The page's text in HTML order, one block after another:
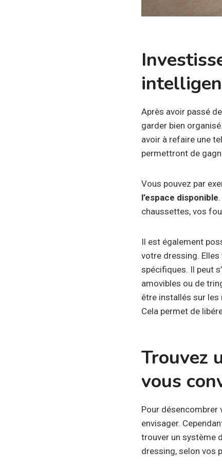
Après avoir passé
garder bien
avoir à refaire une
permettront de
Vous pouvez par
l’espace disponible
chaussettes, vos
Il est également
votre dressing.
spécifiques. Il peut
amovibles ou de
être installés sur les
Cela permet de
Trouvez
vous
Pour désencombrer
envisager.
trouver un système
dressing, selon vos